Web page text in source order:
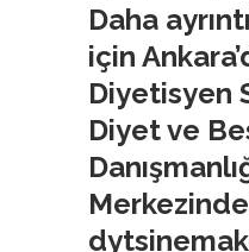
Daha
için
Diyetisyen
Diyet ve